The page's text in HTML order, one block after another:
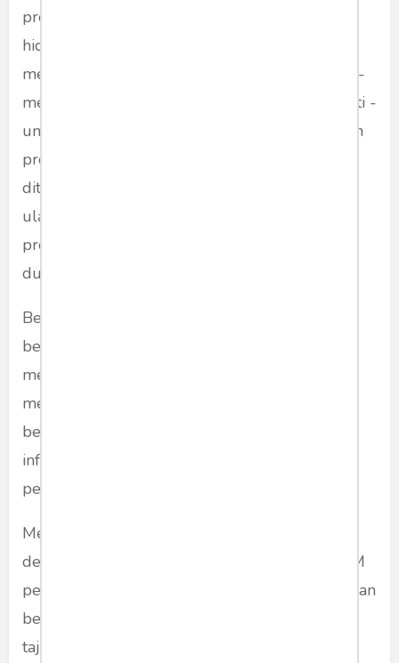
program makan gratisnya. Lalu memelintir isu
hidangan yang basi sebegitu rupa -
menjadikannya bahasan di program ‘talkshow’ -
mencari narasumber yang menolak dan antipati -
untuk menghakimi dan mengambil kesimpulan
program itu gagal, cacad, dan tak layak
diteruskan. Setelah itu ditayangkan berulang
ulang, sampai publik berkesimpulan bahwa
program itu gagal dan tidak layak mendapat
dukungan .
Begitu juga dengan isu ijazah palsu. Hanya
bermodal analisa dari fotokopi hasil postingan
media sosial - lalu dicarikan narasumber yang
mengekspos sisi sensasinya berulang ulang -
berdalih “penelitian ilmiah” dari “pakar
informatika”, “ahli forensik” dan imajinasi
pemalsuan skripsi dan melebar kemana mana.
Mereka menyamakan kegiatan pendidikan
dengan kasus penyimpangan. Melindungi HAM
pelaku kejahatan, anak usia sekolah yang enggan
belajar dan tawuran yang memegang senjata
tajam yang mengerikan di jalanan.